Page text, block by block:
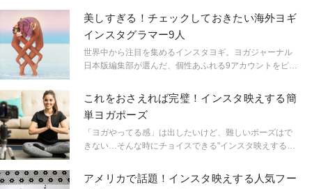
美しすぎる！チェックしておきたい海外ヨギ
インスタグラマー9人
世界中から注目を集めるインスタヨギ。ヨガジャーナル
日本版編集部が選んだ、個性あふれる9アカウントをピッ
いなし。
これをおさえれば完璧！インスタ映えする簡
単ヨガポーズ
「ヨガやってる感」は出したいけど、難しいポーズはで
きない…そんな時にチョイスできる"インスタ映えするけ
アメリカで話題！インスタ映えする人気フー